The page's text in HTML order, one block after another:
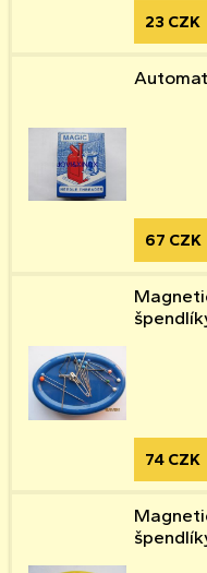
23 CZK
67 CZK
74 CZK